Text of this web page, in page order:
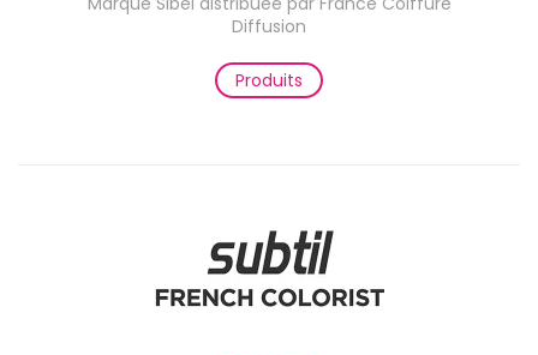
Diffusion
Produits